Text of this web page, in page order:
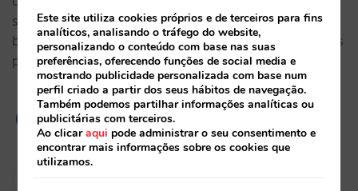
semanas sobre o contexto atual, riscos e efeitos,
bem como a nossa visão e recomendações sobre os
próximos desafios na distribuição.…
Pablo Sánchez
Este site utiliza cookies próprios e de terceiros para fins
analíticos, analisando o tráfego do website,
personalizando o conteúdo com base nas suas
preferências, oferecendo funções de social media e
mostrando publicidade personalizada com base num
perfil criado a partir dos seus hábitos de navegação.
Também podemos partilhar informações analíticas ou
publicitárias com terceiros.
Ao clicaraqui pode administrar o seu consentimento e
encontrar mais informações sobre os cookies que
utilizamos.